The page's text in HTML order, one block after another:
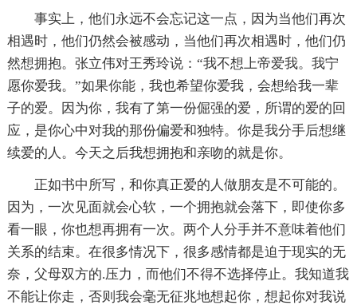
事实上，他们永远不会忘记这一点，因为当他们再次
相遇时，他们仍然会被感动，当他们再次相遇时，他们仍
然想拥抱。张立伟对王秀玲说：“我不想上帝爱我。我宁
愿你爱我。”如果你能，我也希望你爱我，会想给我一辈
子的爱。因为你，我有了第一份倔强的爱，所谓的爱的回
应，是你心中对我的那份偏爱和独特。你是我分手后想继
续爱的人。今天之后我想拥抱和亲吻的就是你。
正如书中所写，和你真正爱的人做朋友是不可能的。
因为，一次见面就会心软，一个拥抱就会落下，即使你多
看一眼，你也想再拥有一次。两个人分手并不意味着他们
关系的结束。在很多情况下，很多感情都是迫于现实的无
奈，父母双方的.压力，而他们不得不选择停止。我知道我
不能让你走，否则我会毫无征兆地想起你，想起你对我说